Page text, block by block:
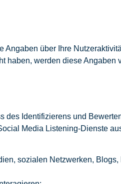
über Ihre
haben, werden diese Angaben
Identifizierens und
Media Listening-Dienste
sozialen Netzwerken,